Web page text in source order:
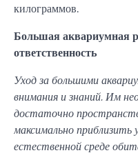
килограммов.
Большая аквариумная
ответственность
Уход за большими
внимания и знаний. Им
достаточно
максимально приблизить
естественной среде